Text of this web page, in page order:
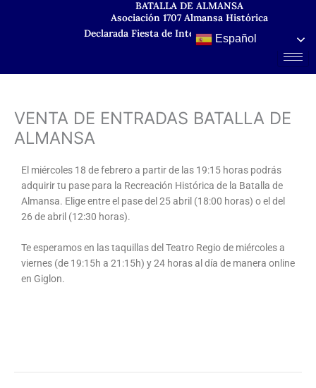
BATALLA DE ALMANSA
Asociación 1707 Almansa Histórica
Declarada Fiesta de Interés Turístico Regional
VENTA DE ENTRADAS BATALLA DE
ALMANSA
El miércoles 18 de febrero a partir de las 19:15 horas podrás
adquirir tu pase para la Recreación Histórica de la Batalla de
Almansa. Elige entre el pase del 25 abril (18:00 horas) o el del
26 de abril (12:30 horas).
Te esperamos en las taquillas del Teatro Regio de miércoles a
viernes (de 19:15h a 21:15h) y 24 horas al día de manera online
en Giglon.
Español